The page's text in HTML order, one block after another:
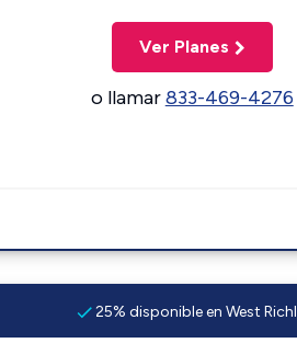
Ver Planes
o llamar833-469-4276
25% disponible en West